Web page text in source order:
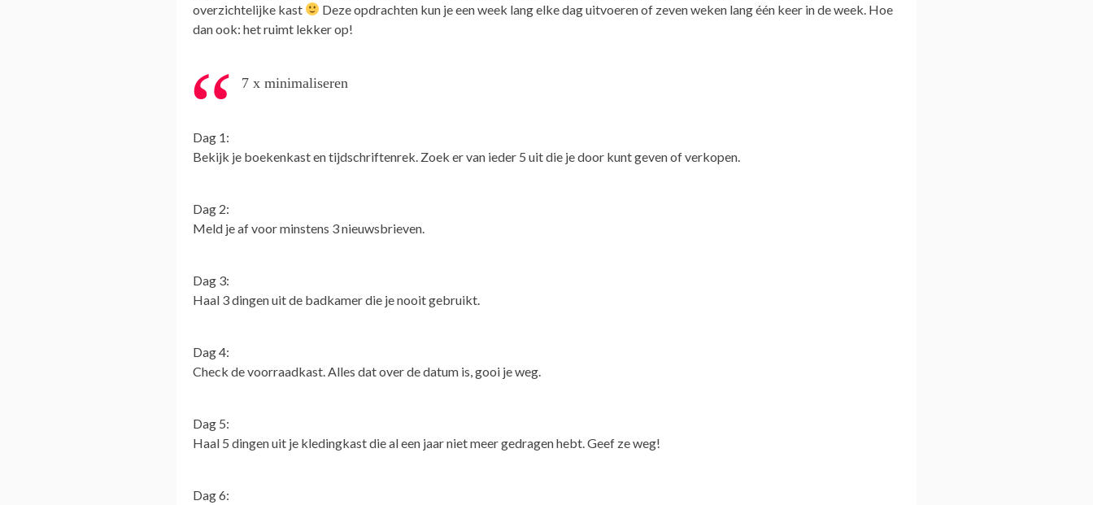
overzichtelijke kast
Deze opdrachten kun je een week lang elke dag uitvoeren of zeven weken lang één keer in de week. Hoe
dan ook: het ruimt lekker op!
7 x minimaliseren
Dag 1:
Bekijk je boekenkast en tijdschriftenrek. Zoek er van ieder 5 uit die je door kunt geven of verkopen.
Dag 2:
Meld je af voor minstens 3 nieuwsbrieven.
Dag 3:
Haal 3 dingen uit de badkamer die je nooit gebruikt.
Dag 4:
Check de voorraadkast. Alles dat over de datum is, gooi je weg.
Dag 5:
Haal 5 dingen uit je kledingkast die al een jaar niet meer gedragen hebt. Geef ze weg!
Dag 6: